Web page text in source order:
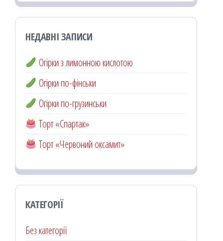
НЕДАВНІ ЗАПИСИ
Огірки з лимонною кислотою
Огірки по-фінськи
Огірки по-грузинськи
Торт «Спартак»
Торт «Червоний оксамит»
КАТЕГОРІЇ
Без категорії